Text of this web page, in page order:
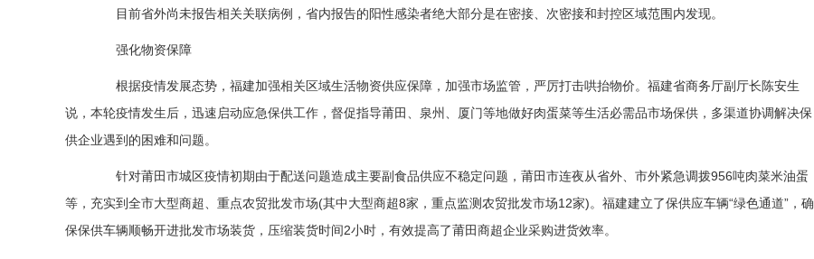
目前省外尚未报告相关关联病例，省内报告的阳性感染者绝大部分是在密接、次密接和封控区域范围内发现。
强化物资保障
根据疫情发展态势，福建加强相关区域生活物资供应保障，加强市场监管，严厉打击哄抬物价。福建省商务厅副厅长陈安生
说，本轮疫情发生后，迅速启动应急保供工作，督促指导莆田、泉州、厦门等地做好肉蛋菜等生活必需品市场保供，多渠道协调解决保
供企业遇到的困难和问题。
针对莆田市城区疫情初期由于配送问题造成主要副食品供应不稳定问题，莆田市连夜从省外、市外紧急调拨956吨肉菜米油蛋
等，充实到全市大型商超、重点农贸批发市场(其中大型商超8家，重点监测农贸批发市场12家)。福建建立了保供应车辆“绿色通道”，确
保保供车辆顺畅开进批发市场装货，压缩装货时间2小时，有效提高了莆田商超企业采购进货效率。